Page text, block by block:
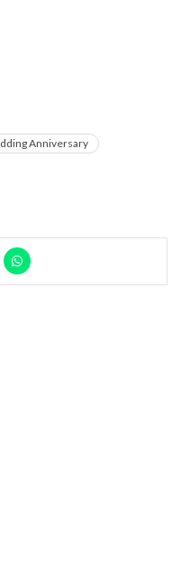
Anniversary